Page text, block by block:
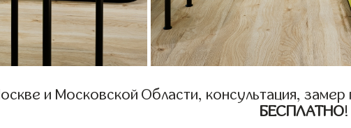
и Московской Области, консультация,
БЕСПЛАТНО!